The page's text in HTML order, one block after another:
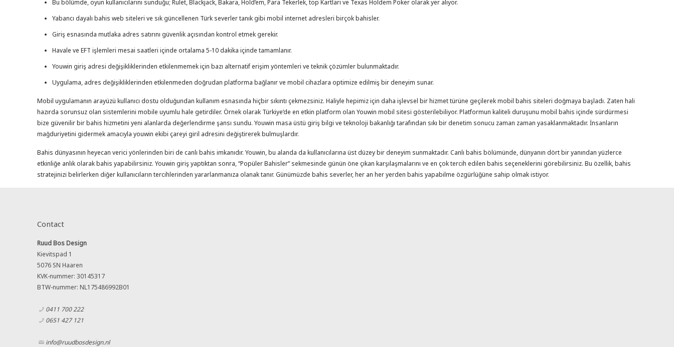
Bu bölümde, oyun kullanıcılarını sunduğu; Rulet, Blackjack, Bakara, Hold’em, Para Tekerlek, top Kartları ve Texas Holdem Poker olarak yer alıyor.
Yabancı dayalı bahis web siteleri ve sık güncellenen Türk severler tanık gibi mobil internet adresleri birçok bahisler.
Giriş esnasında mutlaka adres satırını güvenlik açısından kontrol etmek gerekir.
Havale ve EFT işlemleri mesai saatleri içinde ortalama 5-10 dakika içinde tamamlanır.
Youwin giriş adresi değişikliklerinden etkilenmemek için bazı alternatif erişim yöntemleri ve teknik çözümler bulunmaktadır.
Uygulama, adres değişikliklerinden etkilenmeden doğrudan platforma bağlanır ve mobil cihazlara optimize edilmiş bir deneyim sunar.
Mobil uygulamanın arayüzü kullanıcı dostu olduğundan kullanım esnasında hiçbir sıkıntı çekmezsiniz. Haliyle hepimiz için daha işlevsel bir hizmet türüne geçilerek mobil bahis siteleri doğmaya başladı. Zaten hali
hazırda sorunsuz olan sistemlerini mobile uyumlu hale getirdiler. Örnek olarak Türkiye’de en etkin platform olan Youwin mobil sitesi gösterilebiliyor. Platformun kaliteli duruşunu mobil bahis içinde sürdürmesi
bize güvenilir bir bahis hizmetini yeni alanlarda değerlendirme şansı sundu. Youwin masa üstü giriş bilgi ve teknoloji bakanlığı tarafından sıkı bir denetim sonucu zaman zaman yasaklanmaktadır. İnsanların
mağduriyetini gidermek amacıyla youwin ekibi çareyi giril adresini değiştirerek bulmuşlardır.
Bahis dünyasının heyecan verici yönlerinden biri de canlı bahis imkanıdır. Youwin, bu alanda da kullanıcılarına üst düzey bir deneyim sunmaktadır. Canlı bahis bölümünde, dünyanın dört bir yanından yüzlerce
etkinliğe anlık olarak bahis yapabilirsiniz. Youwin giriş yaptıktan sonra, “Popüler Bahisler” sekmesinde günün öne çıkan karşılaşmalarını ve en çok tercih edilen bahis seçeneklerini görebilirsiniz. Bu özellik, bahis
stratejinizi belirlerken diğer kullanıcıların tercihlerinden yararlanmanıza olanak tanır. Günümüzde bahis severler, her an her yerden bahis yapabilme özgürlüğüne sahip olmak istiyor.
Contact
Ruud Bos Design
Kievitspad 1
5076 SN Haaren
KVK-nummer: 30145317
BTW-nummer: NL175486992B01
0411 700 222
0651 427 121
info@ruudbosdesign.nl